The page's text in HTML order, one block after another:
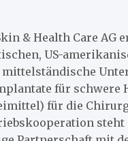
& Health Care
US-
für schwere
für die